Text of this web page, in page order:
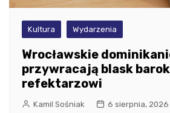
Kultura Wydarzenia
Wrocławskie
przywracają blask
refektarzowi
Kamil Sośniak 6 sierpnia, 2026